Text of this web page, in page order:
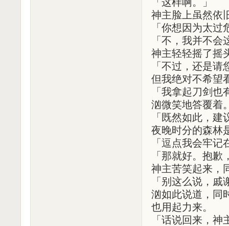
神主脸上虽然依
「你想因为太
「不，我并不会
神主轻轻摇了摇
「不过，还是
但我绝对不希望
「我拿起刀剑
汹微笑地答覆着
「既然如此，
夜晚时分的森林
「逗点我会牢记
「那就好。抱
神主苦笑起来，
「别这么说，
汹如此说道，同
也用起力来。
「话说回来，